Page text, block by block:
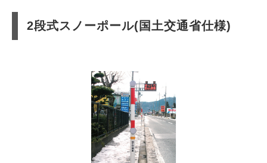
2段式スノーポール(国土交通省仕様)